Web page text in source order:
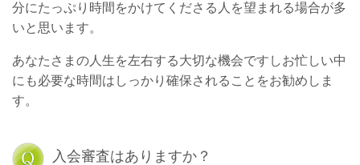
分にたっぷり時間をかけてくださる人を望まれる場合が多
いと思います。
あなたさまの人生を左右する大切な機会ですしお忙しい中
にも必要な時間はしっかり確保されることをお勧めしま
す。
入会審査はありますか？